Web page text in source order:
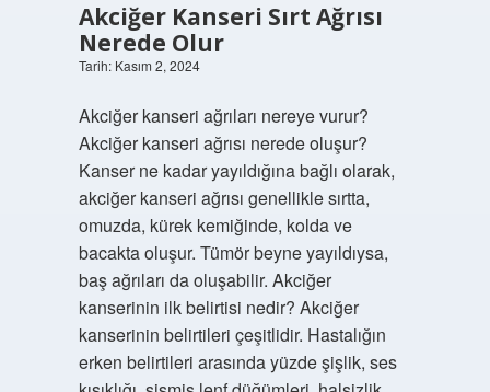
Akciğer Kanseri Sırt Ağrısı
Nerede Olur
Tarih: Kasım 2, 2024
Akciğer kanseri ağrıları nereye vurur?
Akciğer kanseri ağrısı nerede oluşur?
Kanser ne kadar yayıldığına bağlı olarak,
akciğer kanseri ağrısı genellikle sırtta,
omuzda, kürek kemiğinde, kolda ve
bacakta oluşur. Tümör beyne yayıldıysa,
baş ağrıları da oluşabilir. Akciğer
kanserinin ilk belirtisi nedir? Akciğer
kanserinin belirtileri çeşitlidir. Hastalığın
erken belirtileri arasında yüzde şişlik, ses